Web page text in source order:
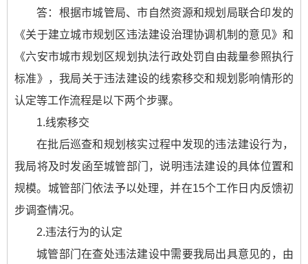
答：根据市城管局、市自然资源和规划局联合印发的
《关于建立城市规划区违法建设治理协调机制的意见》和
《六安市城市规划区规划执法行政处罚自由裁量参照执行
标准》，我局关于违法建设的线索移交和规划影响情形的
认定等工作流程是以下两个步骤。
1.线索移交
在批后巡查和规划核实过程中发现的违法建设行为，
我局将及时发函至城管部门，说明违法建设的具体位置和
规模。城管部门依法予以处理，并在15个工作日内反馈初
步调查情况。
2.违法行为的认定
城管部门在查处违法建设中需要我局出具意见的，由